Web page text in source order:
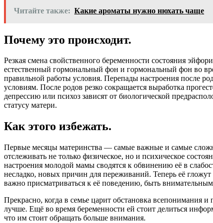
Читайте также: Какие ароматы нужно нюхать чаще
Почему это происходит.
Резкая смена свойственного беременности состояния
естественный гормональный фон и гормональный фон во
правильной работы условия. Перепады настроения после
условиям. После родов резко сокращается выработка
депрессию или психоз зависят от биологической
статусу матери.
Как этого избежать.
Первые месяцы материнства — самые важные и самые
отслеживать не только физическое, но и психическое
настроения молодой мамы сводятся к обвинению её в
несладко, новых причин для переживаний. Теперь её
важно присматриваться к её поведению, быть
Прекрасно, когда в семье царит обстановка всепонимания
лучше. Ещё во время беременности ей стоит делиться
что им стоит обращать больше внимания.